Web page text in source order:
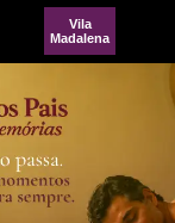
Vila
Madalena